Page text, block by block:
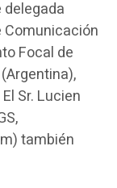
delegada
Focal de
Sr. Lucien
también